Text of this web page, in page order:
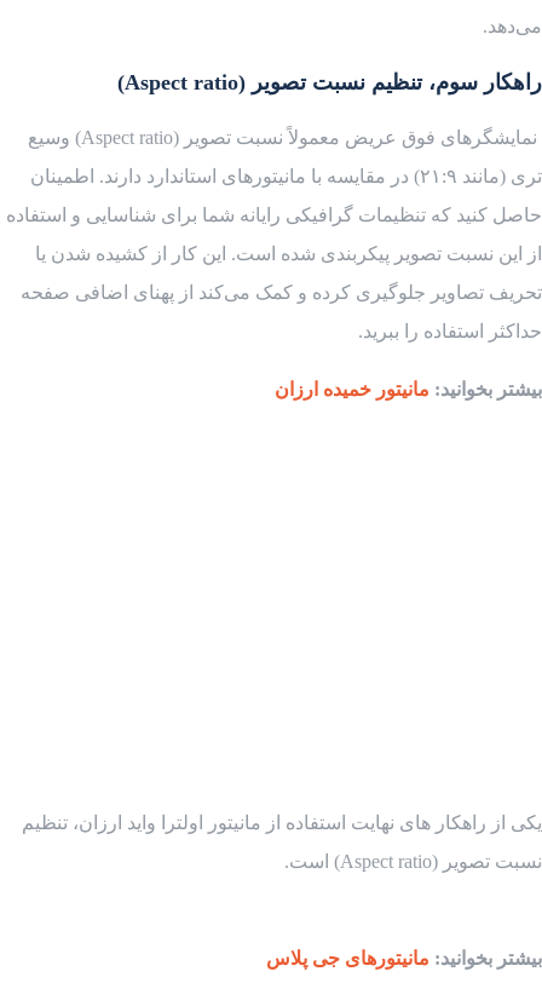
می‌دهد.
راهکار سوم، تنظیم نسبت تصویر (Aspect ratio
)
نمایشگرهای فوق عریض معمولاً نسبت تصویر (Aspect ratio) وسیع
تری (مانند ۲۱:۹) در مقایسه با مانیتورهای استاندارد دارند. اطمینان
حاصل کنید که تنظیمات گرافیکی رایانه شما برای شناسایی و استفاده
از این نسبت تصویر پیکربندی شده است. این کار از کشیده شدن یا
تحریف تصاویر جلوگیری کرده و کمک می‌کند از پهنای اضافی صفحه
حداکثر استفاده را ببرید.
بیشتر بخوانید: مانیتور خمیده ارزان
یکی از راهکار های نهایت استفاده از مانیتور اولترا واید ارزان، تنظیم
نسبت تصویر (Aspect ratio) است.
بیشتر بخوانید: مانیتورهای جی پلاس